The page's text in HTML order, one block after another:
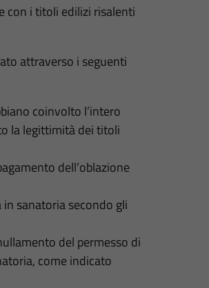
con i titoli edilizi risalenti
attraverso i seguenti
coinvolto l’intero
la legittimità dei titoli
dell’oblazione
sanatoria secondo gli
del permesso di
come indicato